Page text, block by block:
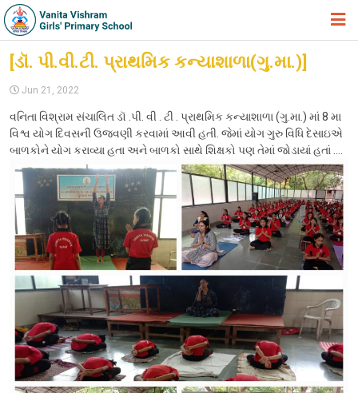
HOME
ABOUT US
ACADEMIC
STUDENT ZONE
NEWS & EVENTS
GALLERY
ADMISSION FORM
JOIN US
360º VIRTUAL TOUR
CONTACT
[ડૉ. પી.વી.ટી. પ્રાથમિક કન્યાશાળા(ગુ.મા.)]
Jun 21, 2022
વનિતા વિશ્રામ સંચાલિત ડૉ .પી. વી . ટી . પ્રાથમિક કન્યાશાળા (ગુ.મા.) માં 8 મા
વિશ્વ યોગ દિવસની ઉજવણી કરવામાં આવી હતી. જેમાં યોગ ગુરુ વિધિ દેસાઇએ
બાળકોને યોગ કરાવ્યા હતા અને બાળકો સાથે શિક્ષકો પણ તેમાં જોડાયાં હતાં ….